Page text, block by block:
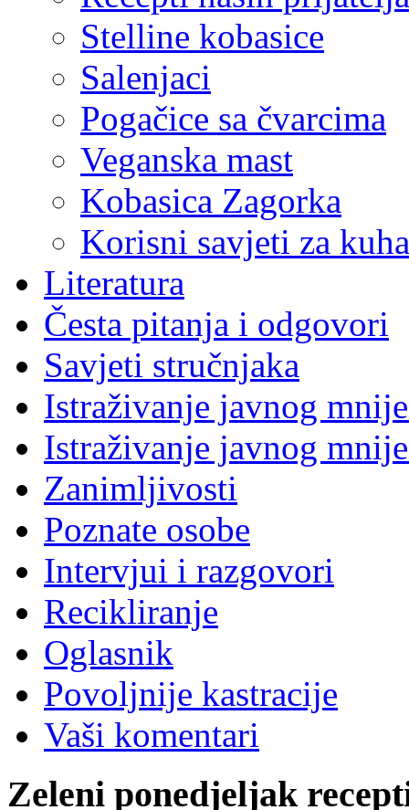
Stelline kobasice
Salenjaci
Pogačice sa čvarcima
Veganska mast
Kobasica Zagorka
Korisni savjeti za
Literatura
Česta pitanja i odgovori
Savjeti stručnjaka
Istraživanje javnog
Istraživanje javnog
Zanimljivosti
Poznate osobe
Intervjui i razgovori
Recikliranje
Oglasnik
Povoljnije kastracije
Vaši komentari
Zeleni ponedjeljak